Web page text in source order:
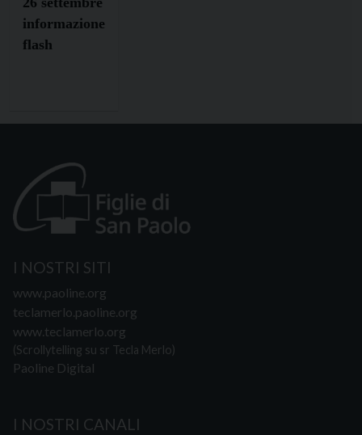
informazione
flash
I NOSTRI SITI
www.paoline.org
teclamerlo.paoline.org
www.teclamerlo.org
(Scrollytelling su sr Tecla Merlo)
Paoline Digital
I NOSTRI CANALI